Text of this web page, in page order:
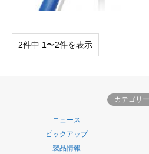
2件中 1〜2件を表示
カテゴリー
ニュース
ピックアップ
製品情報